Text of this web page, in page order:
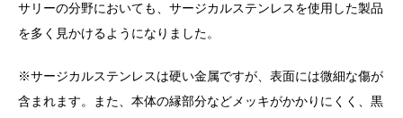
サリーの分野においても、サージカルステンレスを使用した製品
を多く見かけるようになりました。
※サージカルステンレスは硬い金属ですが、表面には微細な傷が
含まれます。また、本体の縁部分などメッキがかかりにくく、黒